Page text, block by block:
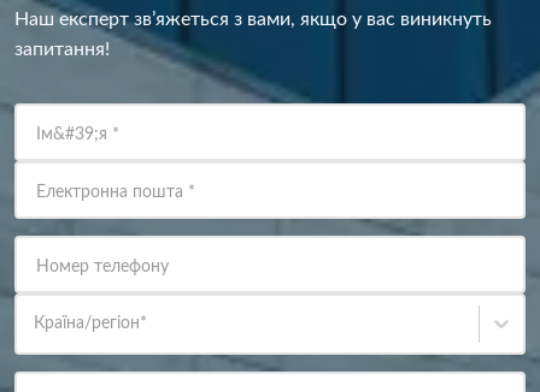
Наш експерт зв’яжеться з вами, якщо у вас виникнуть
запитання!
Ім&#39;я *
Електронна пошта *
Номер телефону
Країна/регіон*